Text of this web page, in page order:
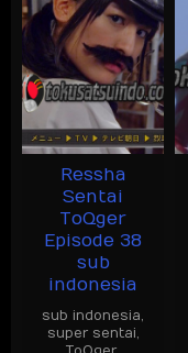
Ressha
Sentai
ToQger
Episode 38
sub
indonesia
sub indonesia,
super sentai,